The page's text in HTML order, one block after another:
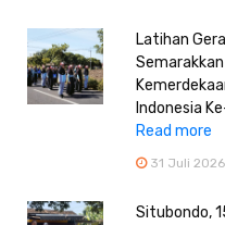
Latihan
Indonesia
Read more
31 Juli 2026
Situbondo,